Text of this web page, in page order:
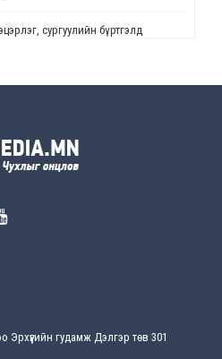
сургуулийн бүртгэлд
ажлаа үнэлж, хэрэгжилтээ
Эрхүүгийн гудамж Дэлгэр төв 301